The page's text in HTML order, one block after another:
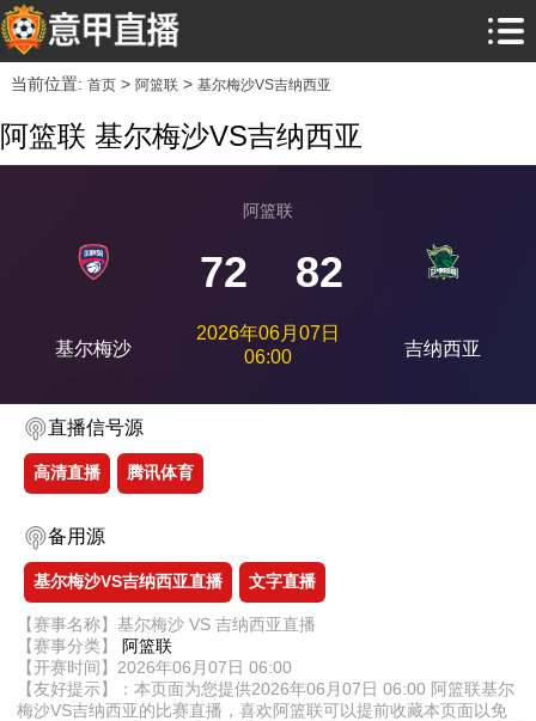
当前位置: 首页> 阿篮联> 基尔梅沙VS吉纳西亚
阿篮联 基尔梅沙VS吉纳西亚
基尔梅沙
阿篮联
72 82
2026年06月07日
06:00
吉纳西亚
直播信号源
高清直播 腾讯体育
备用源
基尔梅沙VS吉纳西亚直播 文字直播
【赛事名称】基尔梅沙 VS 吉纳西亚直播
【赛事分类】
阿篮联
【开赛时间】2026年06月07日 06:00
【友好提示】：本页面为您提供2026年06月07日 06:00 阿篮联基尔
梅沙VS吉纳西亚的比赛直播，喜欢阿篮联可以提前收藏本页面以免